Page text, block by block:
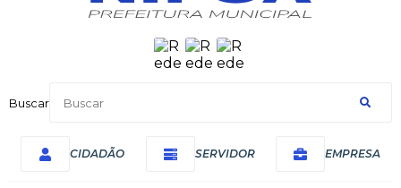
Buscar
CIDADÃO SERVIDOR EMPRESA